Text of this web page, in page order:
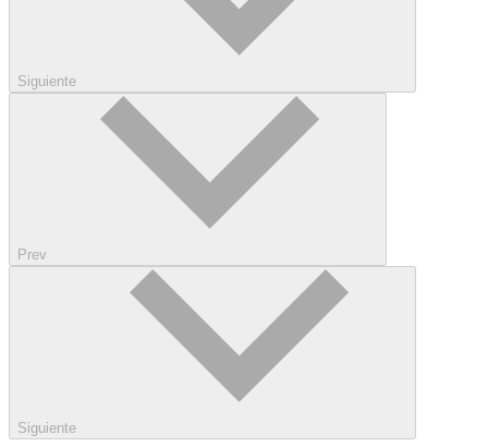
Siguiente
Prev
Siguiente